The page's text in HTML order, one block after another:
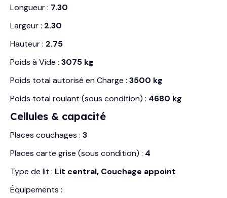
Longueur : 7.30
Largeur : 2.30
Hauteur : 2.75
Poids à Vide : 3075 kg
Poids total autorisé en Charge : 3500 kg
Poids total roulant (sous condition) : 4680 kg
Cellules & capacité
Places couchages : 3
Places carte grise (sous condition) : 4
Type de lit : Lit central, Couchage appoint
Équipements :